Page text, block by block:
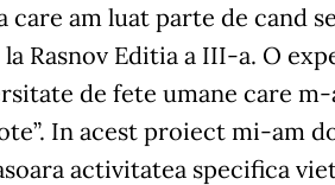
am luat parte de cand se
Rasnov Editia a III-a. O
de fete umane care
In acest proiect mi-am
activitatea specifica